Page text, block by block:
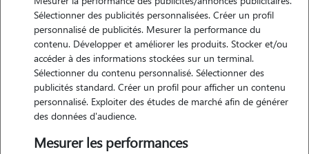
Delphine
Magalas 34480
maison
5/5 (1 avis)
Sélectionner des publicités personnalisées. Créer un profil
personnalisé de publicités. Mesurer la performance du
contenu. Développer et améliorer les produits. Stocker et/ou
accéder à des informations stockées sur un terminal.
Sélectionner du contenu personnalisé. Sélectionner des
publicités standard. Créer un profil pour afficher un contenu
personnalisé. Exploiter des études de marché afin de générer
des données d'audience.
Mesurer les performances